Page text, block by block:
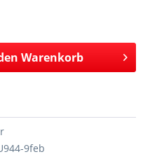
Warenkorb
9feb